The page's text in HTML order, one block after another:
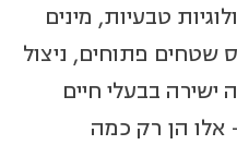
טבעיות, מינים
שטחים פתוחים, ניצול
בבעלי חיים
אלו הן רק כמה